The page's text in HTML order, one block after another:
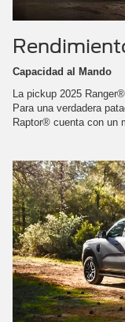
Capacidad al Mando
La pickup 2025
Para una verdadera
Raptor® cuenta con un